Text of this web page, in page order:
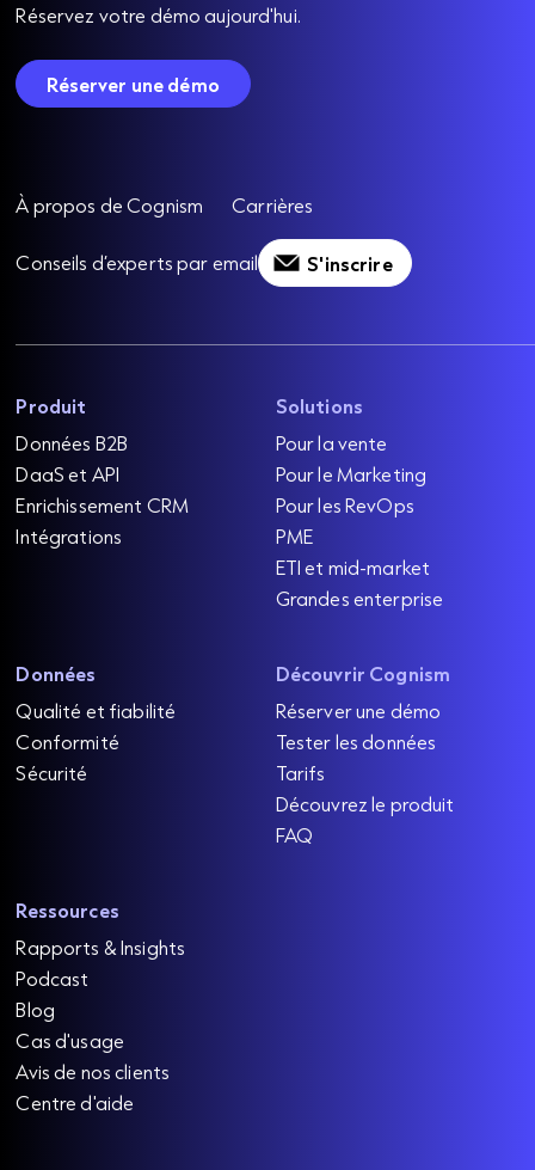
Réservez votre démo aujourd'hui.
Réserver une démo
À propos de Cognism Carrières
Conseils d’experts par email S'inscrire
Produit
Données B2B
DaaS et API
Enrichissement CRM
Intégrations
Solutions
Pour la vente
Pour le Marketing
Pour les RevOps
PME
ETI et mid-market
Grandes enterprise
Données
Qualité et fiabilité
Conformité
Sécurité
Découvrir Cognism
Réserver une démo
Tester les données
Tarifs
Découvrez le produit
FAQ
Ressources
Rapports & Insights
Podcast
Blog
Cas d'usage
Avis de nos clients
Centre d'aide